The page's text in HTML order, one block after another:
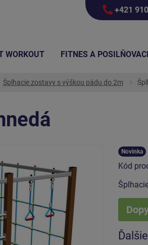
+421
Šplhacie zostavy s výškou pádu do 2m
Novinka
Kód
WORKOUT FITNES A